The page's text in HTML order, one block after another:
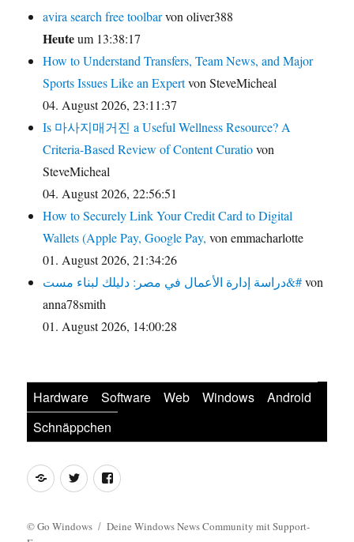
avira search free toolbarvon oliver388
Heuteum 13:38:17
How to Understand Transfers, Team News, and Major
Sports Issues Like an Expertvon SteveMicheal
04. August 2026, 23:11:37
Is 마사지매거진 a Useful Wellness Resource? A
Criteria-Based Review of Content Curatiovon
SteveMicheal
04. August 2026, 22:56:51
How to Securely Link Your Credit Card to Digital
Wallets (Apple Pay, Google Pay, von emmacharlotte
01. August 2026, 21:34:26
دراسة إدارة الأعمال في مصر: دليلك لبناء مست&#von
anna78smith
01. August 2026, 14:00:28
Hardware Software Web Windows
Android
Schnäppchen
Feed TwitterFacebook
©Go Windows
Deine Windows News Community mit Support-